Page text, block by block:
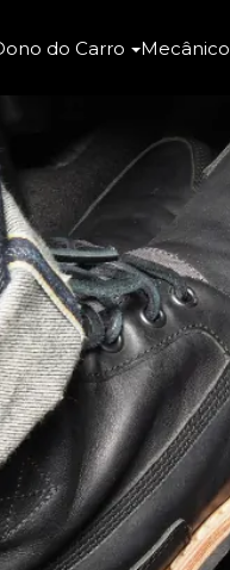
do Carro Mecânico